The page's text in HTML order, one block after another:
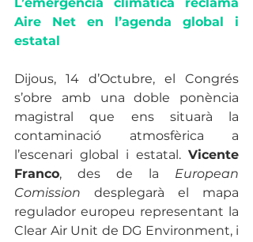
Aire Net en l’agenda global i
estatal
Dijous, 14 d’Octubre, el Congrés
s’obre amb una doble ponència
magistral que ens situarà la
contaminació atmosfèrica a
l’escenari global i estatal. Vicente
Franco, des de la European
Comission desplegarà el mapa
regulador europeu representant la